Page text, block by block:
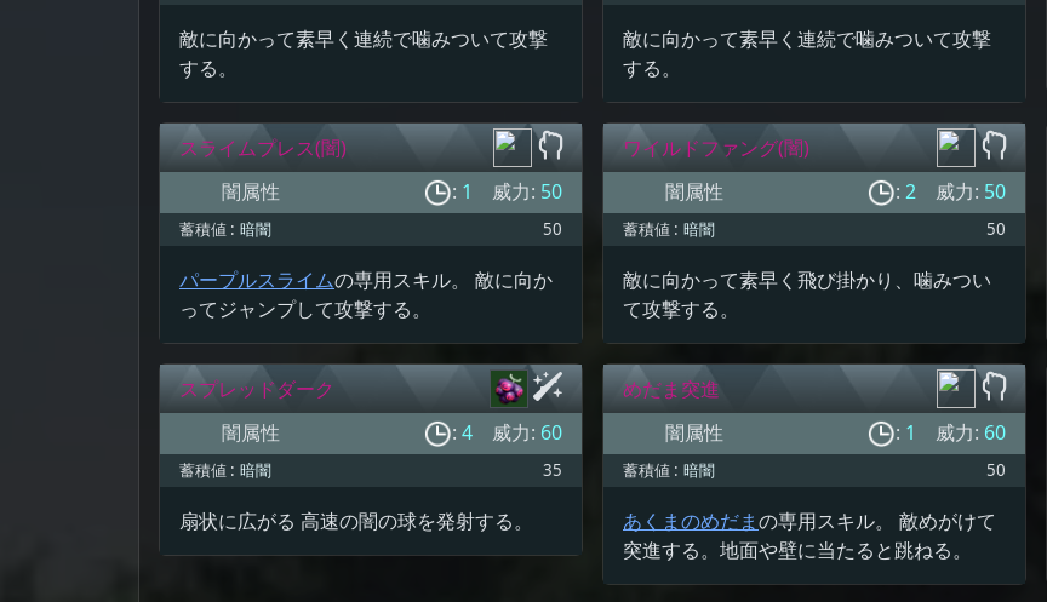
敵に向かって素早く連続で噛みついて攻撃
する。
敵に向かって素早く連続で噛みついて攻撃
する。
スライムプレス(闇)
闇属性
: 1 威力: 50
蓄積値 : 暗闇 50
パープルスライムの専用スキル。 敵に向か
ってジャンプして攻撃する。
ワイルドファング(闇)
闇属性
: 2 威力: 50
蓄積値 : 暗闇 50
敵に向かって素早く飛び掛かり、噛みつい
て攻撃する。
スプレッドダーク
闇属性
: 4 威力: 60
蓄積値 : 暗闇 35
扇状に広がる 高速の闇の球を発射する。
めだま突進
闇属性
: 1 威力: 60
蓄積値 : 暗闇 50
あくまのめだまの専用スキル。 敵めがけて
突進する。地面や壁に当たると跳ねる。